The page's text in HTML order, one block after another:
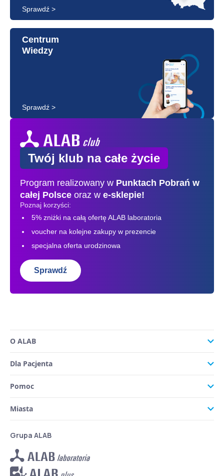
Sprawdź >
Centrum
Wiedzy
Sprawdź >
Twój klub na całe życie
Program realizowany w Punktach Pobrań w
całej Polsce oraz w e-sklepie!
Poznaj korzyści:
5% zniżki na całą ofertę ALAB laboratoria
voucher na kolejne zakupy w prezencie
specjalna oferta urodzinowa
Sprawdź
O ALAB
Dla Pacjenta
Pomoc
Miasta
Grupa ALAB